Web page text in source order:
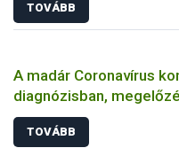
TOVÁBB
A madár Coronavírus
diagnózisban,
TOVÁBB